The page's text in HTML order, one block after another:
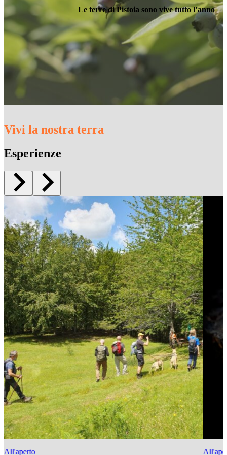
Le terre di Pistoia sono vive tutto l’anno
Vivi la nostra terra
Esperienze
All'aperto